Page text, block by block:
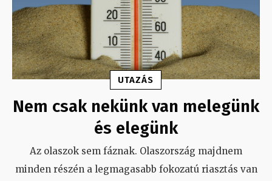
UTAZÁS
Nem csak nekünk van melegünk
és elegünk
Az olaszok sem fáznak. Olaszország majdnem
minden részén a legmagasabb fokozatú riasztás van